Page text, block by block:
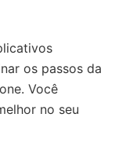
os passos da
Você
no seu